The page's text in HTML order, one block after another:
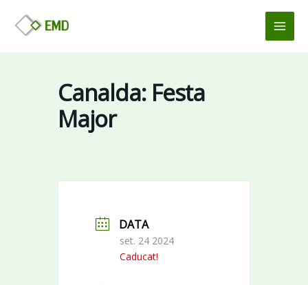
contingut
Canalda: Festa
Major
DATA
set. 24 2024
Caducat!